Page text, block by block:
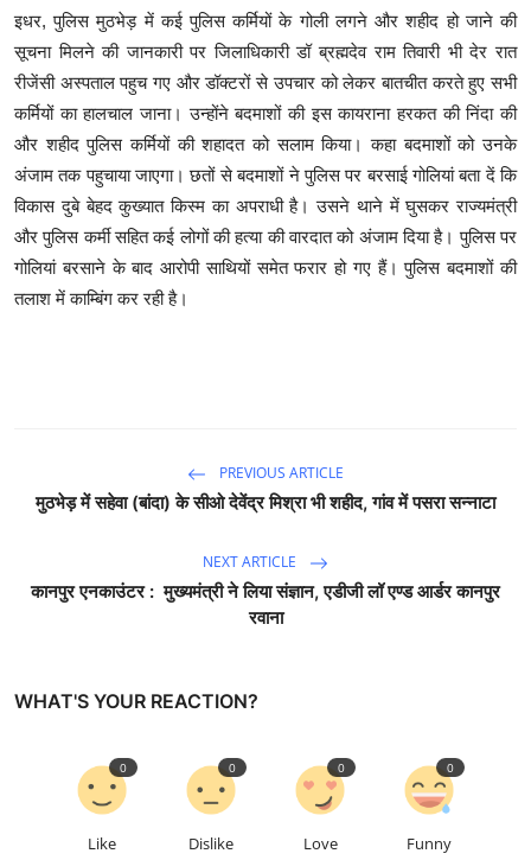
इधर, पुलिस मुठभेड़ में कई पुलिस कर्मियों के गोली लगने और शहीद हो जाने की
सूचना मिलने की जानकारी पर जिलाधिकारी डॉ ब्रह्मदेव राम तिवारी भी देर रात
रीजेंसी अस्पताल पहुच गए और डॉक्टरों से उपचार को लेकर बातचीत करते हुए सभी
कर्मियों का हालचाल जाना। उन्होंने बदमाशों की इस कायराना हरकत की निंदा की
और शहीद पुलिस कर्मियों की शहादत को सलाम किया। कहा बदमाशों को उनके
अंजाम तक पहुचाया जाएगा। छतों से बदमाशों ने पुलिस पर बरसाई गोलियां बता दें कि
विकास दुबे बेहद कुख्यात किस्म का अपराधी है। उसने थाने में घुसकर राज्यमंत्री
और पुलिस कर्मी सहित कई लोगों की हत्या की वारदात को अंजाम दिया है। पुलिस पर
गोलियां बरसाने के बाद आरोपी साथियों समेत फरार हो गए हैं। पुलिस बदमाशों की
तलाश में काम्बिंग कर रही है।
PREVIOUS ARTICLE
मुठभेड़ में सहेवा (बांदा) के सीओ देवेंद्र मिश्रा भी शहीद, गांव में पसरा सन्नाटा
NEXT ARTICLE
कानपुर एनकाउंटर : मुख्यमंत्री ने लिया संज्ञान, एडीजी लॉ एण्ड आर्डर कानपुर
रवाना
WHAT'S YOUR REACTION?
Like
0
Dislike
0
Love
0
Funny
0